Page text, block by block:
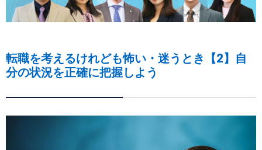
転職を考えるけれども怖い・迷うとき【2】自
分の状況を正確に把握しよう